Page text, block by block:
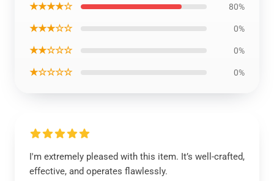
★★★★☆ 80%
★★★☆☆ 0%
★★☆☆☆ 0%
★☆☆☆☆ 0%
I'm extremely pleased with this item. It’s well-crafted,
effective, and operates flawlessly.